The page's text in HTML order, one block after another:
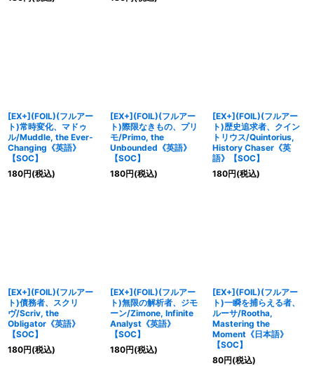
[EX+](FOIL)(フルアー
ト)常時変化、マドゥ
ル/Muddle, the Ever-
Changing《英語》
【SOC】
180円(税込)
[EX+](FOIL)(フルアー
ト)際限なきもの、プリ
モ/Primo, the
Unbounded《英語》
【SOC】
180円(税込)
[EX+](FOIL)(フルアー
ト)歴史追求者、クイン
トリウス/Quintorius,
History Chaser《英
語》【SOC】
180円(税込)
[EX+](FOIL)(フルアー
ト)債務者、スクリ
ヴ/Scriv, the
Obligator《英語》
【SOC】
180円(税込)
[EX+](FOIL)(フルアー
ト)無限の解析者、ジモ
ーン/Zimone, Infinite
Analyst《英語》
【SOC】
180円(税込)
[EX+](FOIL)(フルアー
ト)一瞬を捕らえる者、
ルーサ/Rootha,
Mastering the
Moment《日本語》
【SOC】
80円(税込)